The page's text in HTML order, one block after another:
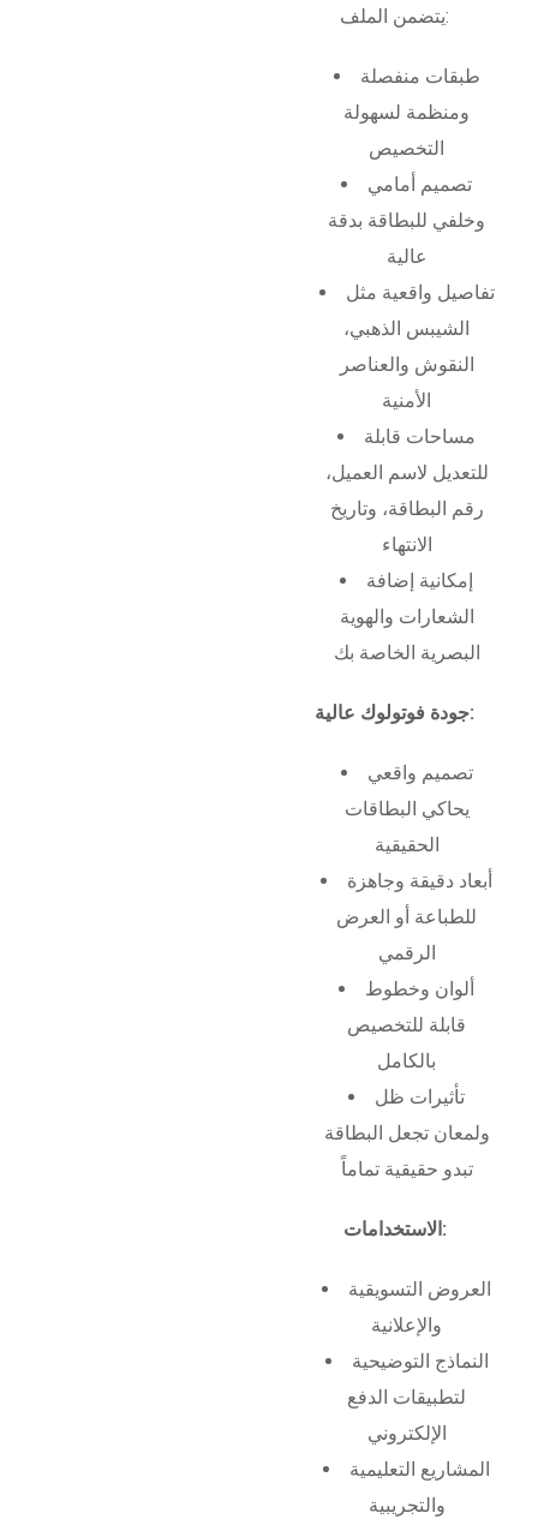
يتضمن الملف:
طبقات منفصلة
ومنظمة لسهولة
التخصيص
تصميم أمامي
وخلفي للبطاقة بدقة
عالية
تفاصيل واقعية مثل
الشيبس الذهبي،
النقوش والعناصر
الأمنية
مساحات قابلة
للتعديل لاسم العميل،
رقم البطاقة، وتاريخ
الانتهاء
إمكانية إضافة
الشعارات والهوية
البصرية الخاصة بك
جودة فوتولوك عالية:
تصميم واقعي
يحاكي البطاقات
الحقيقية
أبعاد دقيقة وجاهزة
للطباعة أو العرض
الرقمي
ألوان وخطوط
قابلة للتخصيص
بالكامل
تأثيرات ظل
ولمعان تجعل البطاقة
تبدو حقيقية تماماً
الاستخدامات:
العروض التسويقية
والإعلانية
النماذج التوضيحية
لتطبيقات الدفع
الإلكتروني
المشاريع التعليمية
والتجريبية